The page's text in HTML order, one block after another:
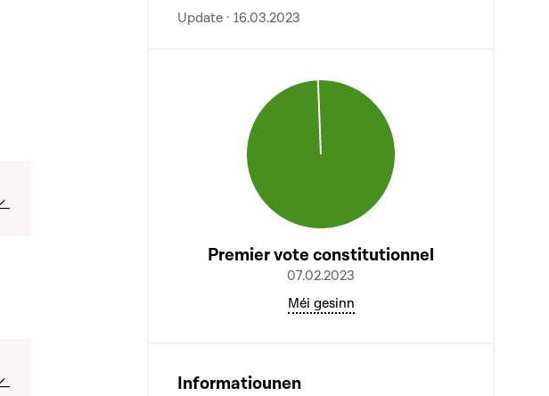
Update · 16.03.2023
Premier vote constitutionnel
07.02.2023
Méi gesinn
Informatiounen